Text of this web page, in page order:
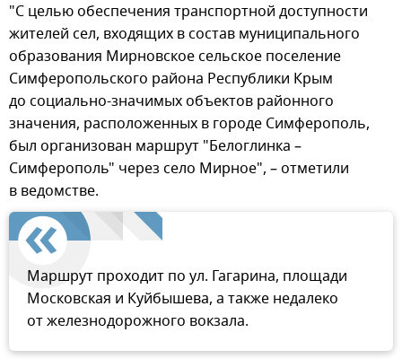
"С целью обеспечения транспортной доступности
жителей сел, входящих в состав муниципального
образования Мирновское сельское поселение
Симферопольского района Республики Крым
до социально-значимых объектов районного
значения, расположенных в городе Симферополь,
был организован маршрут "Белоглинка –
Симферополь" через село Мирное", – отметили
в ведомстве.
Маршрут проходит по ул. Гагарина, площади
Московская и Куйбышева, а также недалеко
от железнодорожного вокзала.